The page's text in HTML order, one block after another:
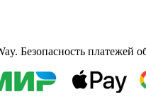
Безопасность платежей